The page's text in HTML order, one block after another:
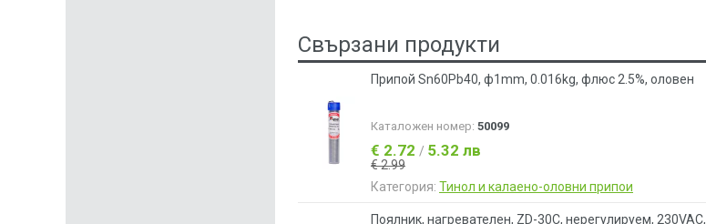
Свързани продукти
Припой Sn60Pb40, ф1mm, 0.016kg, флюс 2.5%, оловен
Каталожен номер: 50099
€ 2.72 / 5.32 лв
€ 2.99
Категория: Тинол и калаено-оловни припои
Поялник, нагревателен, ZD-30С, нерегулируем, 230VAC,